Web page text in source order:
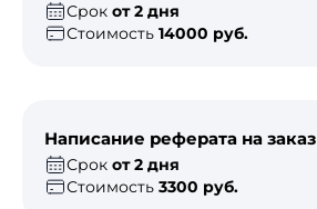
Срок от 2 дня
Стоимость 14000 руб.
Написание реферата на заказ
Срок от 2 дня
Стоимость 3300 руб.